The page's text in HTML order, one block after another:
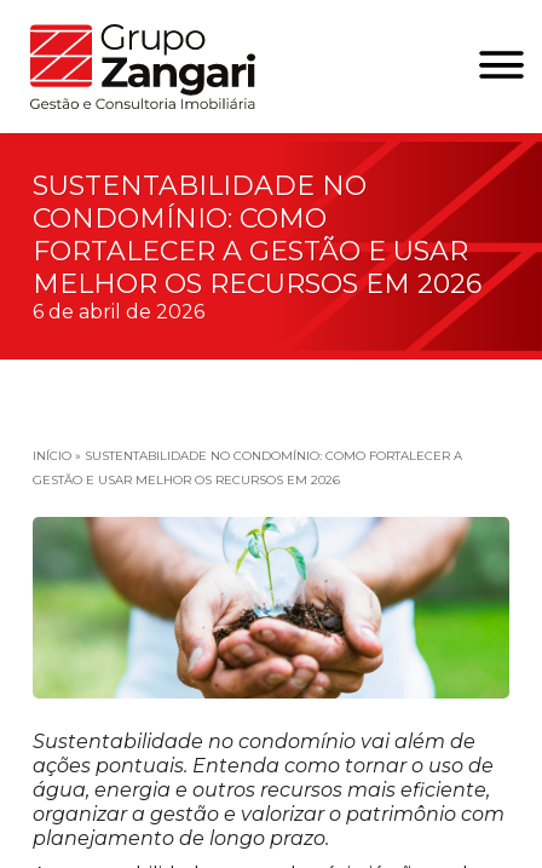
SUSTENTABILIDADE NO
CONDOMÍNIO: COMO
FORTALECER A GESTÃO E USAR
MELHOR OS RECURSOS EM 2026
6 de abril de 2026
INÍCIO» SUSTENTABILIDADE NO CONDOMÍNIO: COMO FORTALECER A
GESTÃO E USAR MELHOR OS RECURSOS EM 2026
Sustentabilidade no condomínio vai além de
ações pontuais. Entenda como tornar o uso de
água, energia e outros recursos mais eficiente,
organizar a gestão e valorizar o patrimônio com
planejamento de longo prazo.